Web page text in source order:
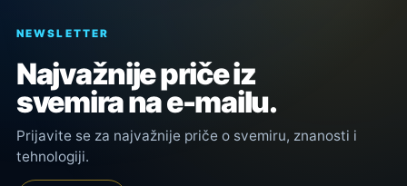
NEWSLETTER
Najvažnije priče iz
svemira na e-mailu.
Prijavite se za najvažnije priče o svemiru, znanosti i
tehnologiji.